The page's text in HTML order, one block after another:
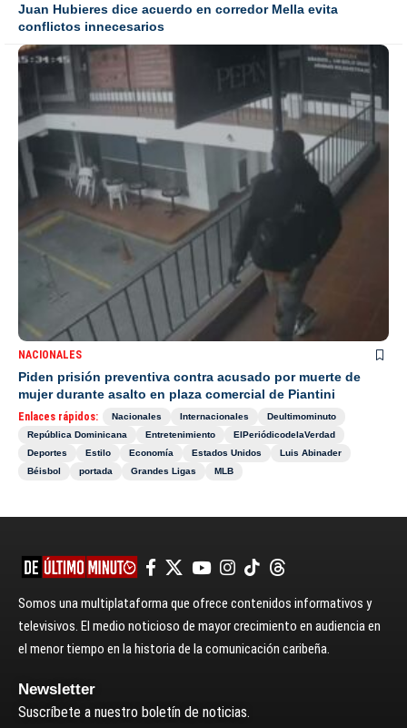
Juan Hubieres dice acuerdo en corredor Mella evita
conflictos innecesarios
NACIONALES
Piden prisión preventiva contra acusado por muerte de
mujer durante asalto en plaza comercial de Piantini
Enlaces rápidos: Nacionales Internacionales
Deultimominuto
República Dominicana
Entretenimiento
ElPeriódicodelaVerdad
Deportes
Estilo Economía Estados Unidos
Luis Abinader
Béisbol
portada Grandes Ligas MLB
Somos una multiplataforma que ofrece contenidos informativos y
televisivos. El medio noticioso de mayor crecimiento en audiencia en
el menor tiempo en la historia de la comunicación caribeña.
Newsletter
Suscríbete a nuestro boletín de noticias.